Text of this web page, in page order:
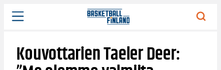
Siirry
sisältöön
Kouvottarien Taeler Deer: